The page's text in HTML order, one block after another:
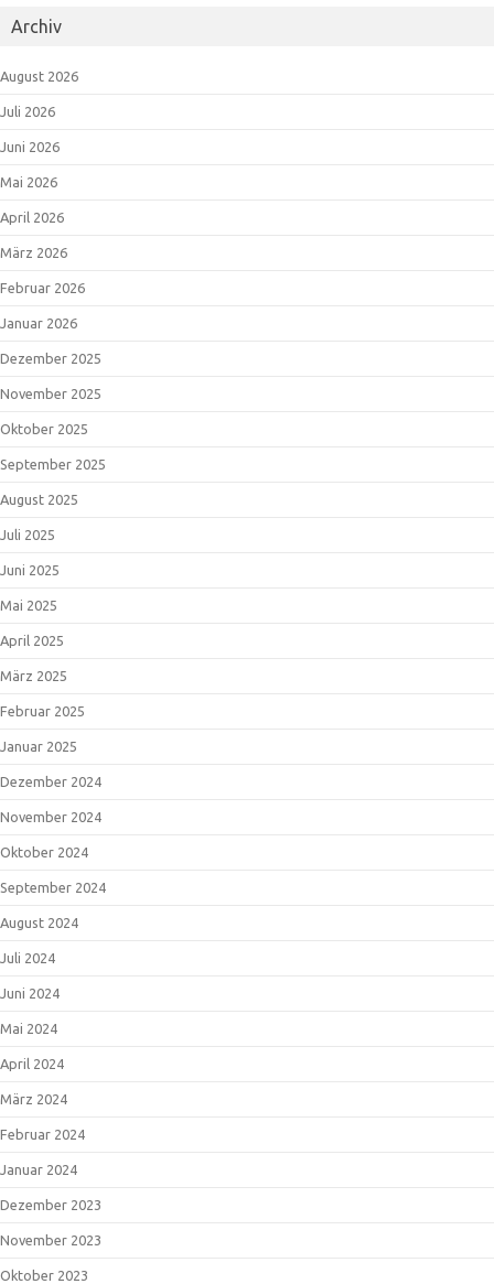
Archiv
August 2026
Juli 2026
Juni 2026
Mai 2026
April 2026
März 2026
Februar 2026
Januar 2026
Dezember 2025
November 2025
Oktober 2025
September 2025
August 2025
Juli 2025
Juni 2025
Mai 2025
April 2025
März 2025
Februar 2025
Januar 2025
Dezember 2024
November 2024
Oktober 2024
September 2024
August 2024
Juli 2024
Juni 2024
Mai 2024
April 2024
März 2024
Februar 2024
Januar 2024
Dezember 2023
November 2023
Oktober 2023